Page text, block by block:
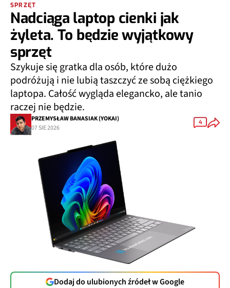
SPRZĘT
Nadciąga laptop cienki jak
żyleta. To będzie wyjątkowy
sprzęt
Szykuje się gratka dla osób, które dużo
podróżują i nie lubią taszczyć ze sobą ciężkiego
laptopa. Całość wygląda elegancko, ale tanio
raczej nie będzie.
PRZEMYSŁAW BANASIAK (YOKAI)
07 SIE 2026
4
Dodaj do ulubionych źródeł w Google